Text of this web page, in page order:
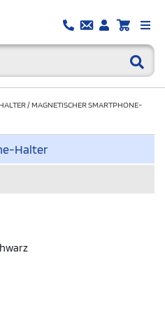
/MAGNETISCHER SMARTPHONE-
Halter